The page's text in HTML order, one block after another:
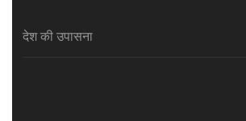
देश की उपासना